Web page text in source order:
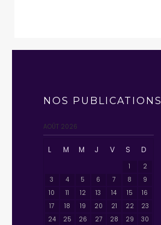
NOS PUBLICATIONS
AOÛT 2026
L M M J V S D
1
2
3
4 5 6 7 8
9
10
11 12 13 14 15
16
17
18 19 20 21 22
23
24
25 26 27 28 29
30